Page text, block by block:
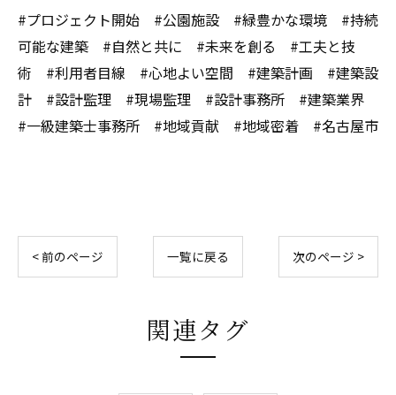
#プロジェクト開始 #公園施設 #緑豊かな環境 #持続
可能な建築 #自然と共に #未来を創る #工夫と技
術 #利用者目線 #心地よい空間 #建築計画 #建築設
計 #設計監理 #現場監理 #設計事務所 #建築業界
#一級建築士事務所 #地域貢献 #地域密着 #名古屋市
< 前のページ 一覧に戻る 次のページ >
関連タグ